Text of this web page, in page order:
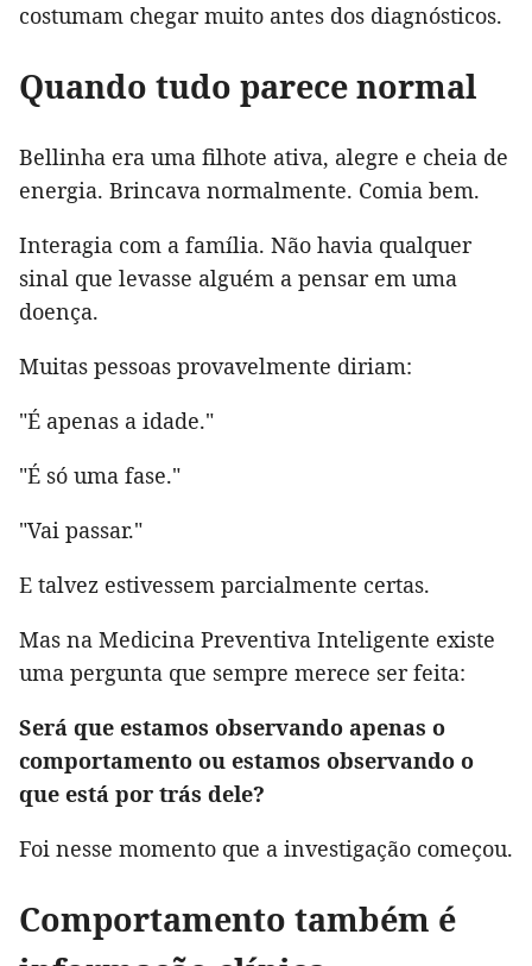
costumam chegar muito antes dos diagnósticos.
Quando tudo parece normal
Bellinha era uma filhote ativa, alegre e cheia de
energia. Brincava normalmente. Comia bem.
Interagia com a família. Não havia qualquer
sinal que levasse alguém a pensar em uma
doença.
Muitas pessoas provavelmente diriam:
"É apenas a idade."
"É só uma fase."
"Vai passar."
E talvez estivessem parcialmente certas.
Mas na Medicina Preventiva Inteligente existe
uma pergunta que sempre merece ser feita:
Será que estamos observando apenas o
comportamento ou estamos observando o
que está por trás dele?
Foi nesse momento que a investigação começou.
Comportamento também é